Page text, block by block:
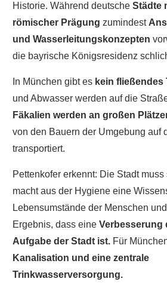
Historie. Während deutsche Städte
römischer Prägung zumindest
und Wasserleitungskonzepten
die bayrische Königsresidenz
In München gibt es kein fließendes
und Abwasser werden auf die
Fäkalien werden an großen
von den Bauern der Umgebung auf
transportiert.
Pettenkofer erkennt: Die Stadt
macht aus der Hygiene eine
Lebensumstände der Menschen
Ergebnis, dass eine Verbesserung
Aufgabe der Stadt ist. Für
Kanalisation und eine zentrale
Trinkwasserversorgung.